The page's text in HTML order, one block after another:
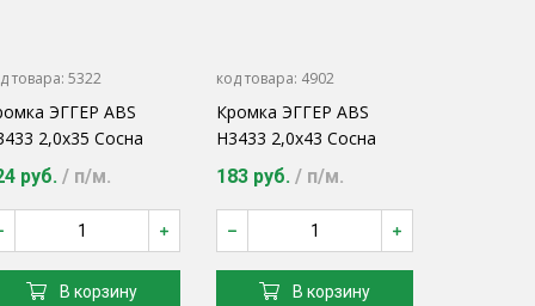
товара: 5322
ЭГГЕР ABS
2,0х35 Сосна
полярная ST22
руб. / п/м.
В корзину
код товара: 4902
Кромка ЭГГЕР ABS
H3433 2,0х43 Сосна
Аланд полярная ST22
183 руб. / п/м.
В корзину